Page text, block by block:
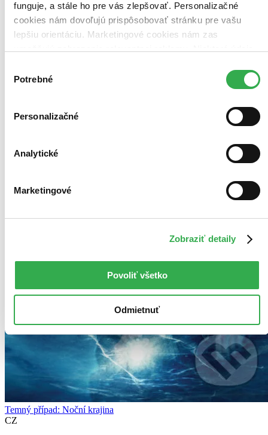
funguje, a stále ho pre vás zlepšovať. Personalizačné
cookies nám dovoľujú prispôsobovať stránku pre vašu
lepšiu orientáciu. Marketingové cookies nám zas
keby sme mohli používať všetky tieto cookies. Ďakujeme!
súhlasu
Potrebné
Personalizačné
Analytické
Marketingové
Zobraziť detaily
Povoliť všetko
Odmietnuť
Zrušiť filtre
dostupné
Temný případ: Noční krajina
CZ